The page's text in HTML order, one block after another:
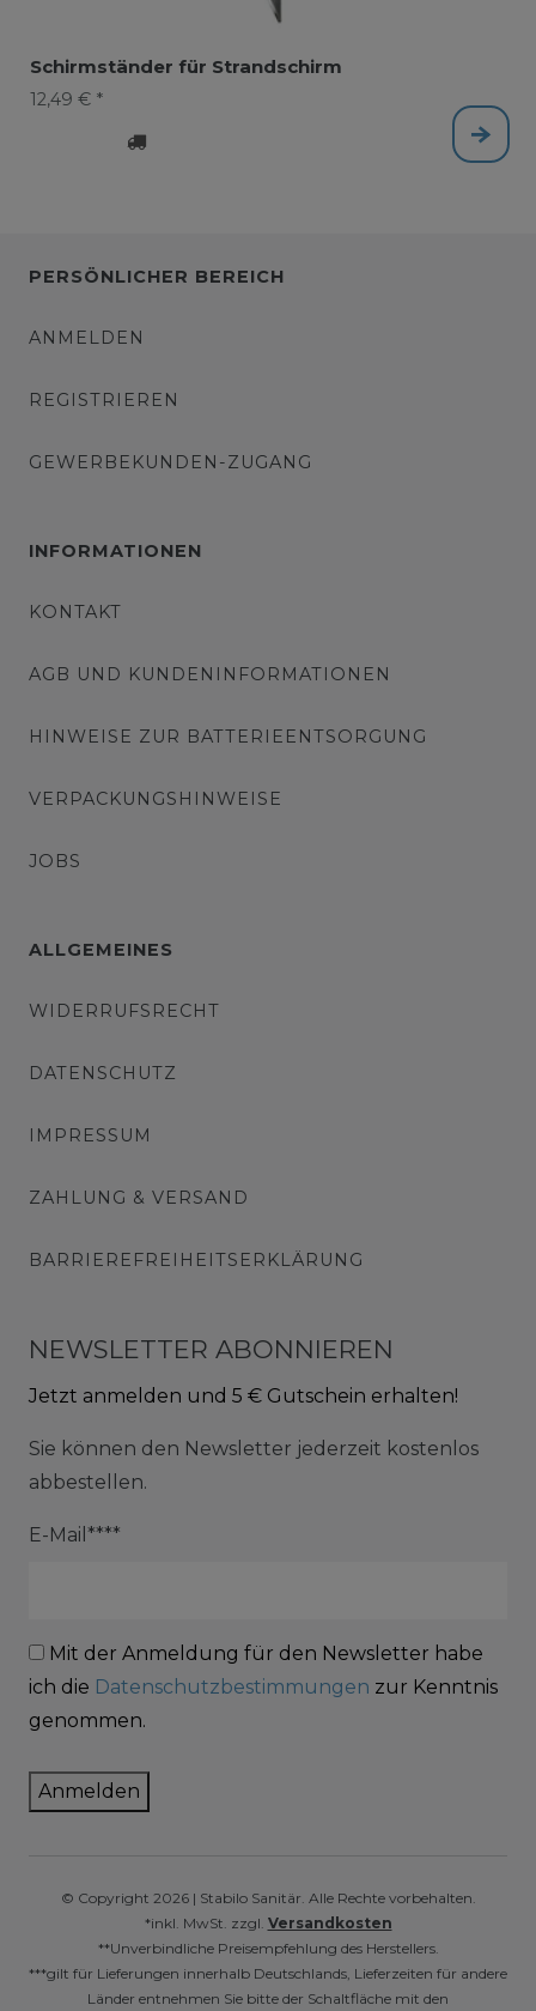
Schirmständer für Strandschirm
12,49 € *
PERSÖNLICHER BEREICH
ANMELDEN
REGISTRIEREN
GEWERBEKUNDEN-ZUGANG
INFORMATIONEN
KONTAKT
AGB UND KUNDENINFORMATIONEN
HINWEISE ZUR BATTERIEENTSORGUNG
VERPACKUNGSHINWEISE
JOBS
ALLGEMEINES
WIDERRUFSRECHT
DATENSCHUTZ
IMPRESSUM
ZAHLUNG & VERSAND
BARRIEREFREIHEITSERKLÄRUNG
NEWSLETTER ABONNIEREN
Jetzt anmelden und 5 € Gutschein erhalten!
Sie können den Newsletter jederzeit kostenlos
abbestellen.
E-Mail****
Mit der Anmeldung für den Newsletter habe
ich die Datenschutzbestimmungen zur Kenntnis
genommen.
Anmelden
© Copyright 2026 | Stabilo Sanitär. Alle Rechte vorbehalten.
*inkl. MwSt. zzgl. Versandkosten
**Unverbindliche Preisempfehlung des Herstellers.
***gilt für Lieferungen innerhalb Deutschlands, Lieferzeiten für andere
Länder entnehmen Sie bitte der Schaltfläche mit den